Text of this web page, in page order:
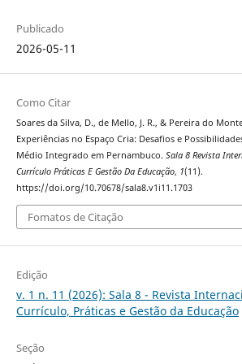
Publicado
2026-05-11
Como Citar
Soares da Silva, D., de Mello, J. R., & Pereira do
Experiências no Espaço Cria: Desafios e
Médio Integrado em Pernambuco. Sala 8 Revista
Currículo Práticas E Gestão Da Educação, 1(11).
https://doi.org/10.70678/sala8.v1i11.1703
Fomatos de Citação
Edição
v. 1 n. 11 (2026): Sala 8 - Revista
Currículo, Práticas e Gestão da Educação
Seção